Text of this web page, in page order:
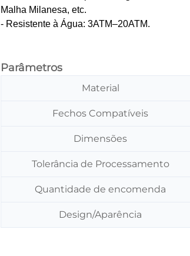
Malha Milanesa, etc.
- Resistente à Água: 3ATM–20ATM.
Parâmetros
Material
Fechos Compatíveis
Dimensões
Tolerância de Processamento
Quantidade de encomenda
Design/Aparência